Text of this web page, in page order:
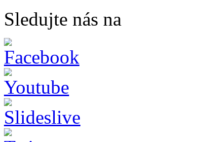
Sledujte nás na